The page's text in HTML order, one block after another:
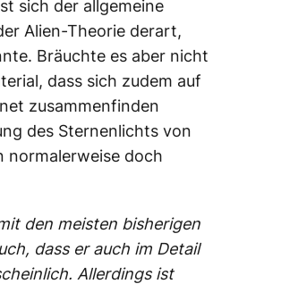
sich der allgemeine
Alien-Theorie derart,
Bräuchte es aber nicht
dass sich zudem auf
zusammenfinden
des Sternenlichts von
normalerweise doch
den meisten bisherigen
dass er auch im Detail
Allerdings ist